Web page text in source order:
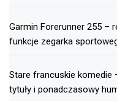
Garmin Forerunner 255 –
funkcje zegarka
Stare francuskie komedie
tytuły i ponadczasowy